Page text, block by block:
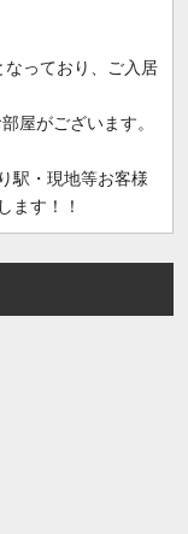
っており、ご入居
屋がございます。
駅・現地等お客様
ます！！